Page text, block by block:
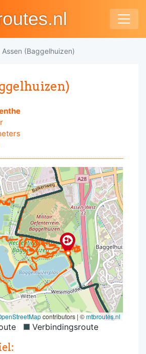
Assen (Baggelhuizen)
contributors | ©mtbroutes.nl
Verbindingsroute